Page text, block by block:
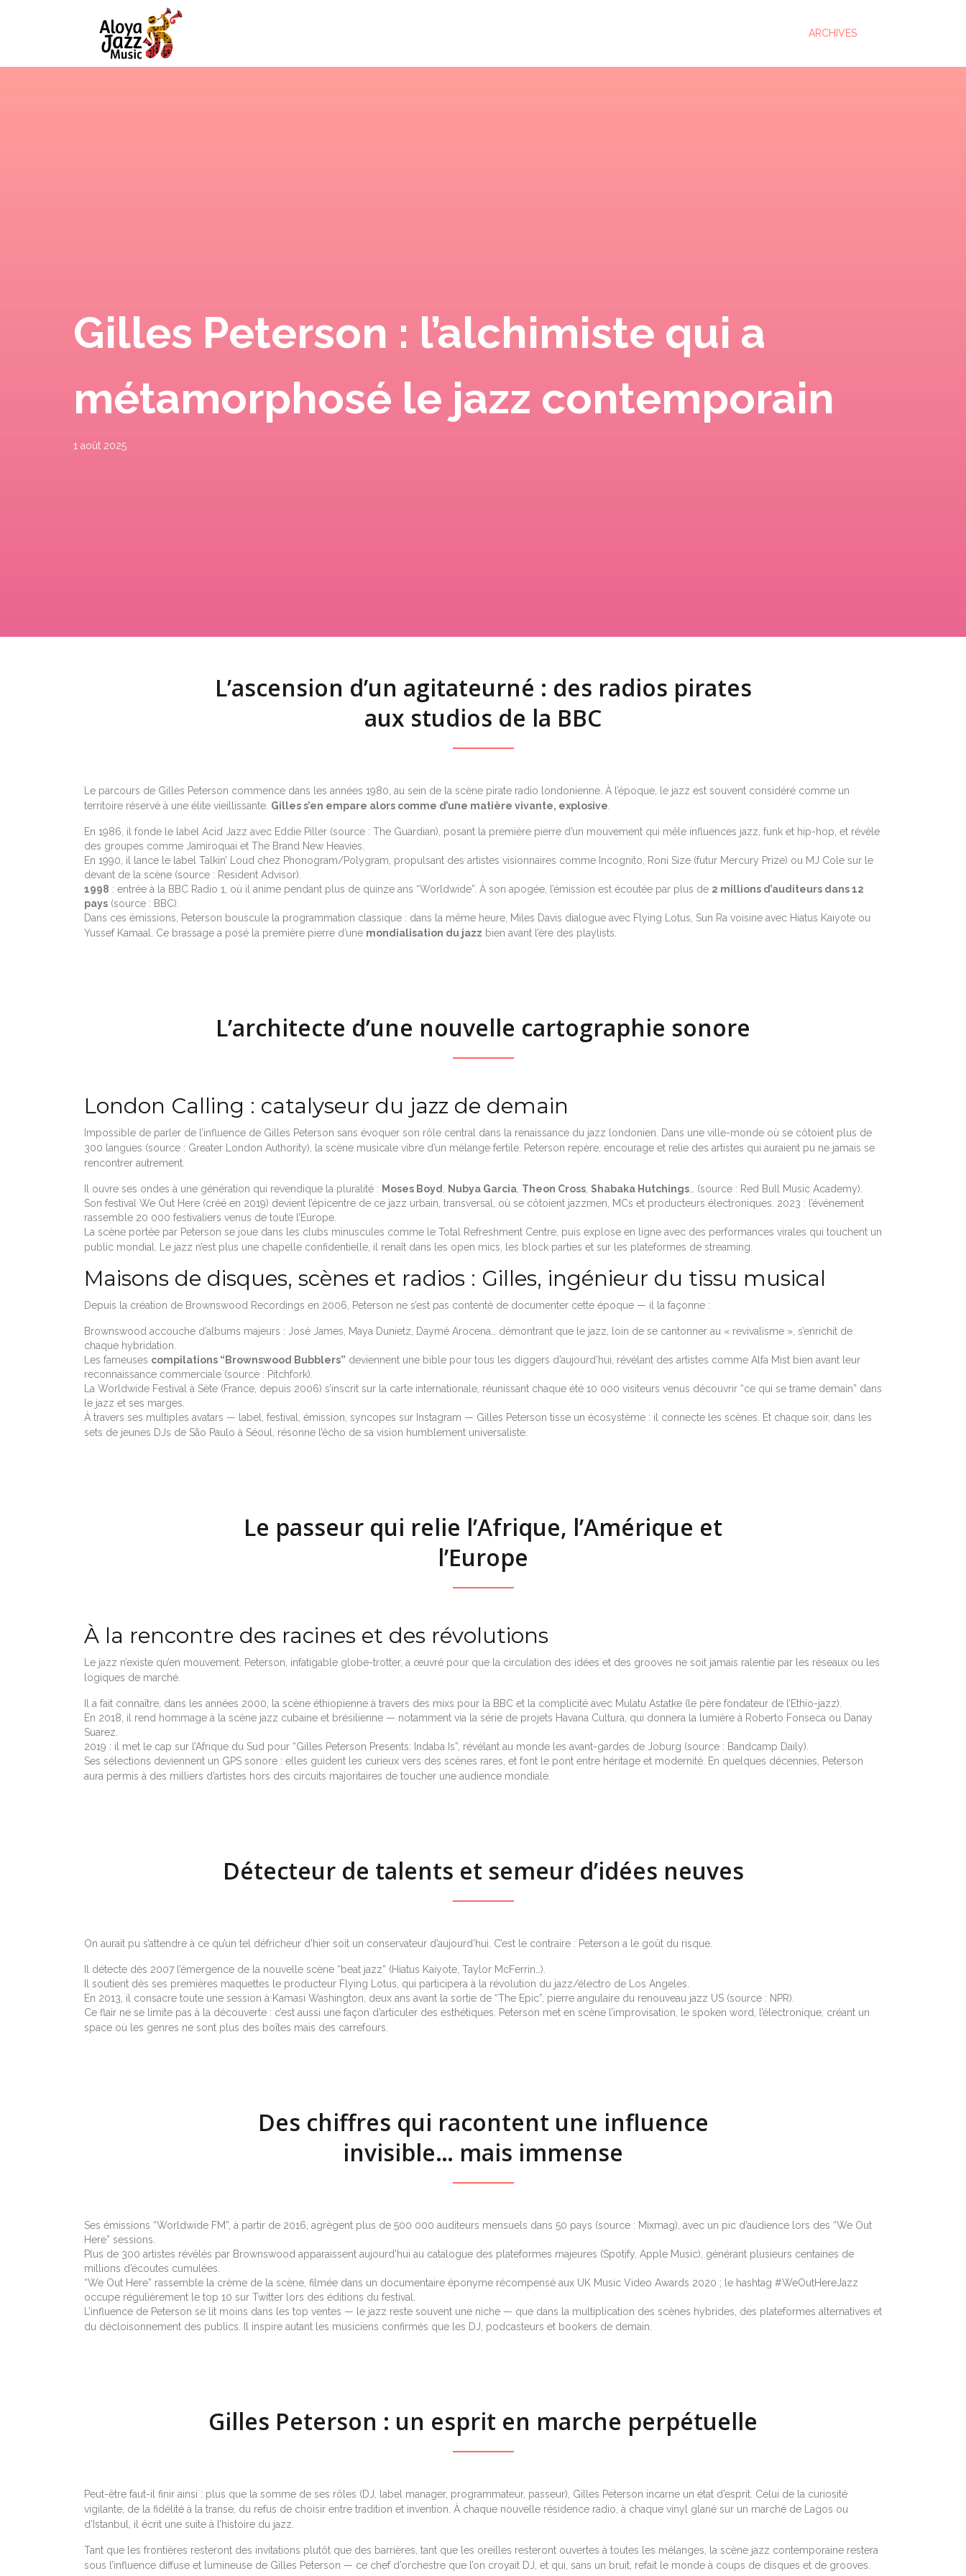
ARCHIVES
Gilles Peterson : l’alchimiste qui a
métamorphosé le jazz contemporain
1 août 2025
L’ascension d’un agitateurné : des radios pirates
aux studios de la BBC
Le parcours de Gilles Peterson commence dans les années 1980, au sein de la scène pirate radio londonienne. À l’époque, le jazz est souvent considéré comme un
territoire réservé à une élite vieillissante. Gilles s’en empare alors comme d’une matière vivante, explosive
En 1986, il fonde le label Acid Jazz avec Eddie Piller (source : The Guardian), posant la première pierre d’un mouvement qui mêle influences jazz, funk et hip-hop, et révèle
des groupes comme Jamiroquai et The Brand New Heavies.
En 1990, il lance le label Talkin’ Loud chez Phonogram/Polygram, propulsant des artistes visionnaires comme Incognito, Roni Size (futur Mercury Prize) ou MJ Cole sur le
devant de la scène (source : Resident Advisor).
1998 : entrée à la BBC Radio 1, où il anime pendant plus de quinze ans “Worldwide”. À son apogée, l’émission est écoutée par plus de 2 millions d’auditeurs dans 12
pays (source : BBC).
Dans ces émissions, Peterson bouscule la programmation classique : dans la même heure, Miles Davis dialogue avec Flying Lotus, Sun Ra voisine avec Hiatus Kaiyote ou
Yussef Kamaal. Ce brassage a posé la première pierre d’une mondialisation du jazz bien avant l’ère des playlists.
L’architecte d’une nouvelle cartographie sonore
London Calling : catalyseur du jazz de demain
Impossible de parler de l’influence de Gilles Peterson sans évoquer son rôle central dans la renaissance du jazz londonien. Dans une ville-monde où se côtoient plus de
300 langues (source : Greater London Authority), la scène musicale vibre d’un mélange fertile. Peterson repère, encourage et relie des artistes qui auraient pu ne jamais se
rencontrer autrement.
Il ouvre ses ondes à une génération qui revendique la pluralité : Moses Boyd Nubya Garcia Theon Cross Shabaka Hutchings … (source : Red Bull Music Academy).
Son festival We Out Here (créé en 2019) devient l’épicentre de ce jazz urbain, transversal, où se côtoient jazzmen, MCs et producteurs électroniques. 2023 : l’événement
rassemble 20 000 festivaliers venus de toute l’Europe.
La scène portée par Peterson se joue dans les clubs minuscules comme le Total Refreshment Centre, puis explose en ligne avec des performances virales qui touchent un
public mondial. Le jazz n’est plus une chapelle confidentielle, il renaît dans les open mics, les block parties et sur les plateformes de streaming.
Maisons de disques, scènes et radios : Gilles, ingénieur du tissu musical
Depuis la création de Brownswood Recordings en 2006, Peterson ne s’est pas contenté de documenter cette époque — il la façonne :
Brownswood accouche d’albums majeurs : José James, Maya Dunietz, Daymé Arocena… démontrant que le jazz, loin de se cantonner au « revivalisme », s’enrichit de
chaque hybridation.
Les fameuses compilations “Brownswood Bubblers” deviennent une bible pour tous les diggers d’aujourd’hui, révélant des artistes comme Alfa Mist bien avant leur
reconnaissance commerciale (source : Pitchfork).
La Worldwide Festival à Sète (France, depuis 2006) s’inscrit sur la carte internationale, réunissant chaque été 10 000 visiteurs venus découvrir “ce qui se trame demain” dans
le jazz et ses marges.
À travers ses multiples avatars — label, festival, émission, syncopes sur Instagram — Gilles Peterson tisse un écosystème : il connecte les scènes. Et chaque soir, dans les
sets de jeunes DJs de São Paulo à Séoul, résonne l’écho de sa vision humblement universaliste.
Le passeur qui relie l’Afrique, l’Amérique et
l’Europe
À la rencontre des racines et des révolutions
Le jazz n’existe qu’en mouvement. Peterson, infatigable globe-trotter, a œuvré pour que la circulation des idées et des grooves ne soit jamais ralentie par les réseaux ou les
logiques de marché.
Il a fait connaître, dans les années 2000, la scène éthiopienne à travers des mixs pour la BBC et la complicité avec Mulatu Astatke (le père fondateur de l’Ethio-jazz).
En 2018, il rend hommage à la scène jazz cubaine et brésilienne — notamment via la série de projets Havana Cultura, qui donnera la lumière à Roberto Fonseca ou Danay
Suarez.
2019 : il met le cap sur l’Afrique du Sud pour “Gilles Peterson Presents: Indaba Is”, révélant au monde les avant-gardes de Joburg (source : Bandcamp Daily).
Ses sélections deviennent un GPS sonore : elles guident les curieux vers des scènes rares, et font le pont entre héritage et modernité. En quelques décennies, Peterson
aura permis à des milliers d’artistes hors des circuits majoritaires de toucher une audience mondiale.
Détecteur de talents et semeur d’idées neuves
On aurait pu s’attendre à ce qu’un tel défricheur d’hier soit un conservateur d’aujourd’hui. C’est le contraire : Peterson a le goût du risque.
Il détecte dès 2007 l’émergence de la nouvelle scène “beat jazz” (Hiatus Kaiyote, Taylor McFerrin…).
Il soutient dès ses premières maquettes le producteur Flying Lotus, qui participera à la révolution du jazz/électro de Los Angeles.
En 2013, il consacre toute une session à Kamasi Washington, deux ans avant la sortie de “The Epic”, pierre angulaire du renouveau jazz US (source : NPR).
Ce flair ne se limite pas à la découverte : c’est aussi une façon d’articuler des esthétiques. Peterson met en scène l’improvisation, le spoken word, l’électronique, créant un
space où les genres ne sont plus des boîtes mais des carrefours.
Des chiffres qui racontent une influence
invisible… mais immense
Ses émissions “Worldwide FM”, à partir de 2016, agrègent plus de 500 000 auditeurs mensuels dans 50 pays (source : Mixmag), avec un pic d’audience lors des “We Out
Here” sessions.
Plus de 300 artistes révélés par Brownswood apparaissent aujourd’hui au catalogue des plateformes majeures (Spotify, Apple Music), générant plusieurs centaines de
millions d’écoutes cumulées.
“We Out Here” rassemble la crème de la scène, filmée dans un documentaire éponyme récompensé aux UK Music Video Awards 2020 ; le hashtag #WeOutHereJazz
occupe régulièrement le top 10 sur Twitter lors des éditions du festival.
L’influence de Peterson se lit moins dans les top ventes — le jazz reste souvent une niche — que dans la multiplication des scènes hybrides, des plateformes alternatives et
du décloisonnement des publics. Il inspire autant les musiciens confirmés que les DJ, podcasteurs et bookers de demain.
Gilles Peterson : un esprit en marche perpétuelle
Peut-être faut-il finir ainsi : plus que la somme de ses rôles (DJ, label manager, programmateur, passeur), Gilles Peterson incarne un état d’esprit. Celui de la curiosité
vigilante, de la fidélité à la transe, du refus de choisir entre tradition et invention. À chaque nouvelle résidence radio, à chaque vinyl glané sur un marché de Lagos ou
d’Istanbul, il écrit une suite à l’histoire du jazz.
Tant que les frontières resteront des invitations plutôt que des barrières, tant que les oreilles resteront ouvertes à toutes les mélanges, la scène jazz contemporaine restera
sous l’influence diffuse et lumineuse de Gilles Peterson — ce chef d’orchestre que l’on croyait DJ, et qui, sans un bruit, refait le monde à coups de disques et de grooves.